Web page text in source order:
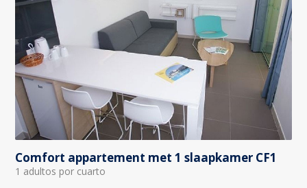
Comfort appartement met 1 slaapkamer CF1
1 adultos por cuarto